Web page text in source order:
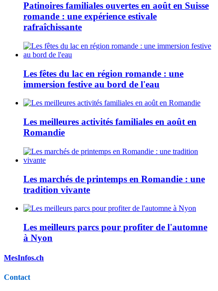
Patinoires familiales ouvertes en août en Suisse
romande : une expérience estivale
rafraîchissante
Les fêtes du lac en région romande : une
immersion festive au bord de l'eau
Les meilleures activités familiales en août en
Romandie
Les marchés de printemps en Romandie : une
tradition vivante
Les meilleurs parcs pour profiter de l'automne
à Nyon
MesInfos.ch
Contact